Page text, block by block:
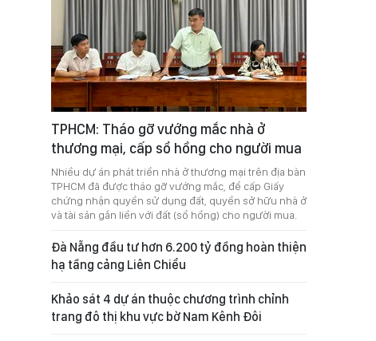
TPHCM: Tháo gỡ vướng mắc nhà ở
thương mại, cấp sổ hồng cho người mua
Nhiều dự án phát triển nhà ở thương mại trên địa bàn
TPHCM đã được tháo gỡ vướng mắc, để cấp Giấy
chứng nhận quyền sử dụng đất, quyền sở hữu nhà ở
và tài sản gắn liền với đất (sổ hồng) cho người mua.
Đà Nẵng đầu tư hơn 6.200 tỷ đồng hoàn thiện
hạ tầng cảng Liên Chiểu
Khảo sát 4 dự án thuộc chương trình chỉnh
trang đô thị khu vực bờ Nam Kênh Đôi